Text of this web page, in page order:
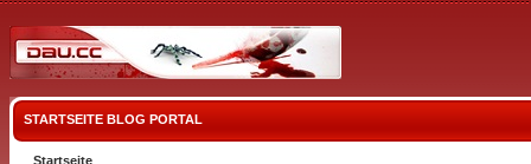
STARTSEITE BLOG PORTAL
Startseite